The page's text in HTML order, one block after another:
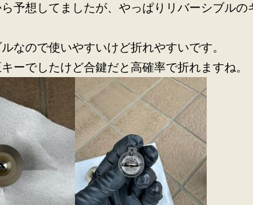
予想してましたが、やっぱりリバーシブルの
なので使いやすいけど折れやすいです。
ーでしたけど合鍵だと高確率で折れますね。